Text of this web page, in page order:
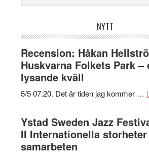
webbplatsen
NYTT
Recension: Håkan
Huskvarna Folkets Park –
lysande kväll
5/5 07.20. Det är tiden jag kommer …
Ystad Sweden Jazz
II Internationella
samarbeten